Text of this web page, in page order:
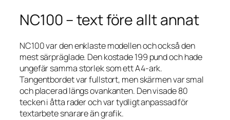
NC100 – text före allt annat
NC100 var den enklaste modellen och också den
mest särpräglade. Den kostade 199 pund och hade
ungefär samma storlek som ett A4-ark.
Tangentbordet var fullstort, men skärmen var smal
och placerad längs ovankanten. Den visade 80
tecken i åtta rader och var tydligt anpassad för
textarbete snarare än grafik.